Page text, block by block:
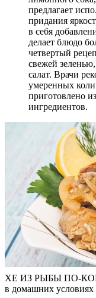
предлагает
придания
в себя
делает блюдо
четвертый
свежей
салат. Врачи
умеренных
приготовлено
ингредиентов.
ХЕ ИЗ РЫБЫ ПО-
в домашних условиях